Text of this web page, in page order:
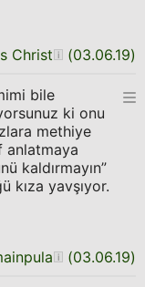
Christ (03.06.19)
bile
ki onu
methiye
anlatmaya
kaldırmayın”
kıza yavşıyor.
(03.06.19)